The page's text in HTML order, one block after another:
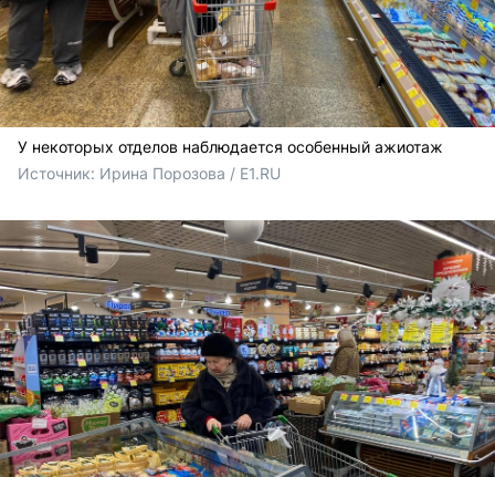
У некоторых отделов наблюдается особенный ажиотаж
Источник: Ирина Порозова / E1.RU